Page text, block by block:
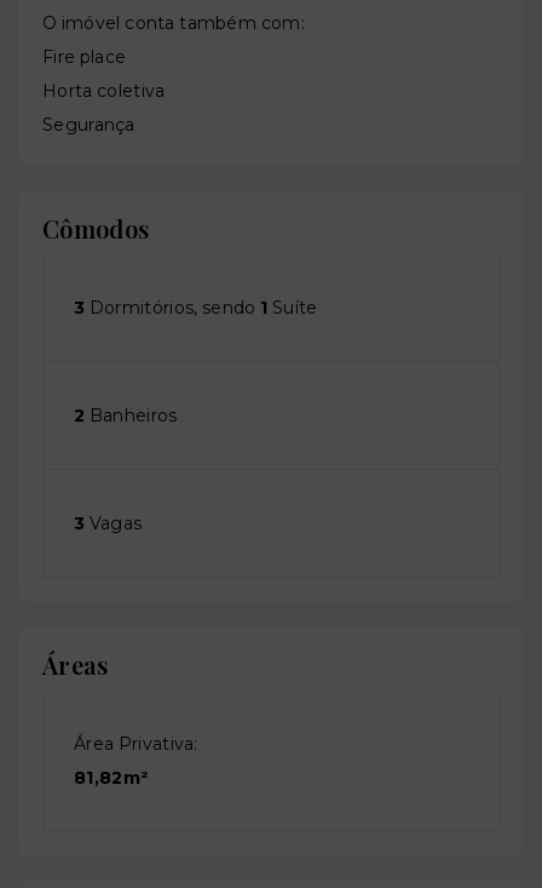
O imóvel conta também com:
Fire place
Horta coletiva
Segurança
Cômodos
3 Dormitórios, sendo 1 Suíte
2 Banheiros
3 Vagas
Áreas
Área Privativa:
81,82m²